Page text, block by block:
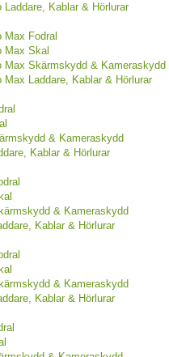
Laddare, Kablar & Hörlurar
Max Fodral
Max Skal
Max Skärmskydd & Kameraskydd
Max Laddare, Kablar & Hörlurar
& Kameraskydd
Kablar & Hörlurar
& Kameraskydd
Kablar & Hörlurar
& Kameraskydd
Kablar & Hörlurar